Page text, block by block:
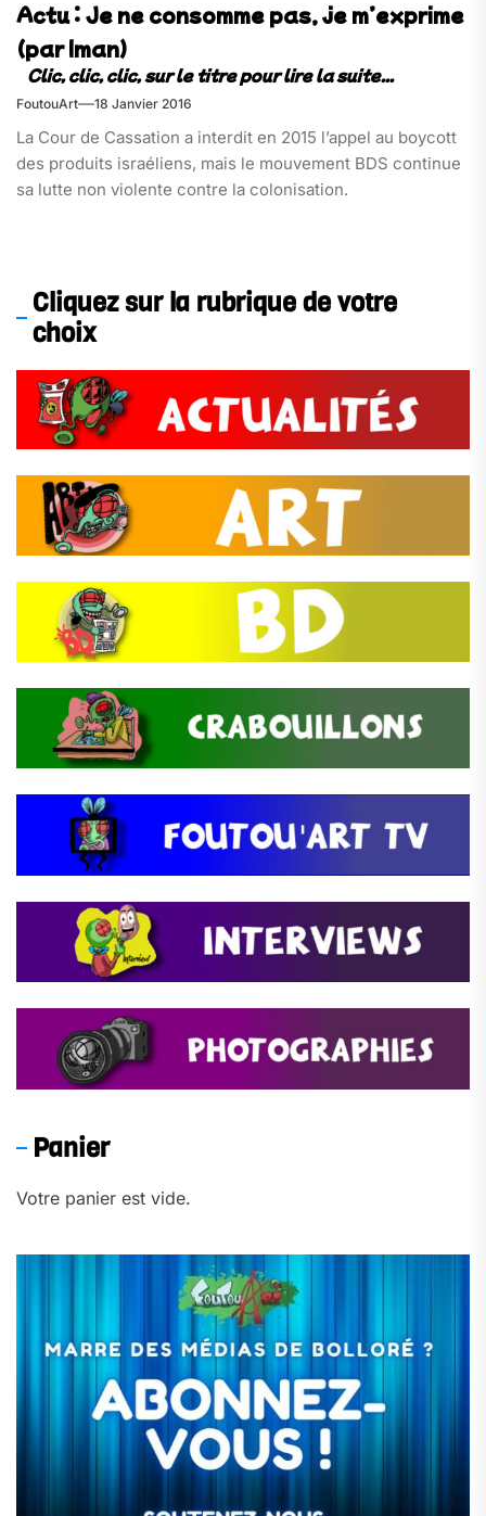
Actu : Je ne consomme pas, je m’exprime
(par Iman)
FoutouArt 18 Janvier 2016
La Cour de Cassation a interdit en 2015 l’appel au boycott
des produits israéliens, mais le mouvement BDS continue
sa lutte non violente contre la colonisation.
Cliquez sur la rubrique de votre
choix
Panier
Votre panier est vide.